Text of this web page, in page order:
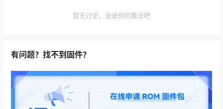
暂无讨论，说说你的看法吧
有问题？找不到固件？